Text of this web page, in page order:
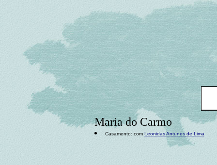
Maria do Carmo
Casamento: com Leonidas Antunes de Lima